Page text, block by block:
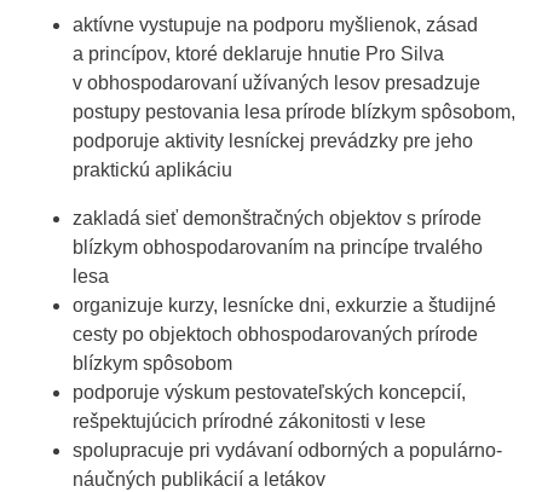
aktívne vystupuje na podporu myšlienok, zásad
a princípov, ktoré deklaruje hnutie Pro Silva
v obhospodarovaní užívaných lesov presadzuje
postupy pestovania lesa prírode blízkym spôsobom,
podporuje aktivity lesníckej prevádzky pre jeho
praktickú aplikáciu
zakladá sieť demonštračných objektov s prírode
blízkym obhospodarovaním na princípe trvalého
lesa
organizuje kurzy, lesnícke dni, exkurzie a študijné
cesty po objektoch obhospodarovaných prírode
blízkym spôsobom
podporuje výskum pestovateľských koncepcií,
rešpektujúcich prírodné zákonitosti v lese
spolupracuje pri vydávaní odborných a populárno-
náučných publikácií a letákov